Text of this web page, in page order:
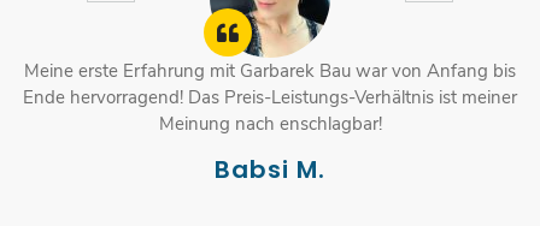
Meine erste Erfahrung mit Garbarek Bau war von Anfang bis
Ende hervorragend! Das Preis-Leistungs-Verhältnis ist meiner
Meinung nach enschlagbar!
Babsi M.